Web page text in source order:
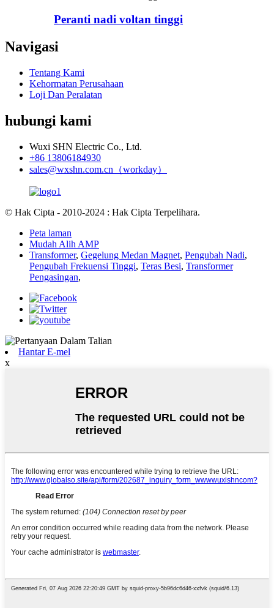
Peranti nadi voltan tinggi
Navigasi
Tentang Kami
Kehormatan Perusahaan
Loji Dan Peralatan
hubungi kami
Wuxi SHN Electric Co., Ltd.
+86 13806184930
sales@wxshn.com.cn（workday）
© Hak Cipta - 2010-2024 : Hak Cipta Terpelihara.
Peta laman
Mudah Alih AMP
Transformer, Gegelung Medan Magnet, Pengubah Nadi,
Pengubah Frekuensi Tinggi, Teras Besi, Transformer
Pengasingan,
Hantar E-mel
x